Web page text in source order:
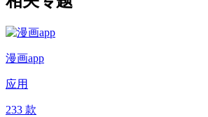
漫画app
应用
233 款